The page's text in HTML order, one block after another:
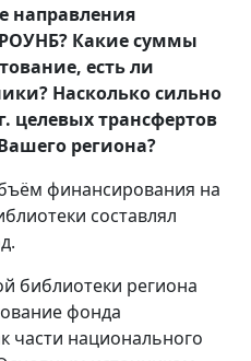
направления
Какие суммы
есть ли
Насколько сильно
целевых трансфертов
региона?
финансирования на
составлял
библиотеки региона
фонда
части национального